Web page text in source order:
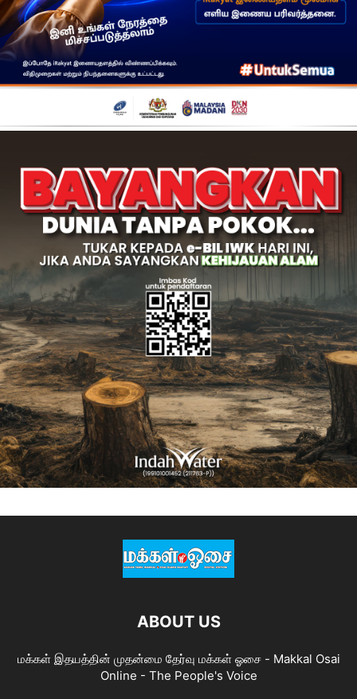
ABOUT US
மக்கள் இதயத்தின் முதன்மை தேர்வு மக்கள் ஓசை - Makkal Osai
Online - The People's Voice